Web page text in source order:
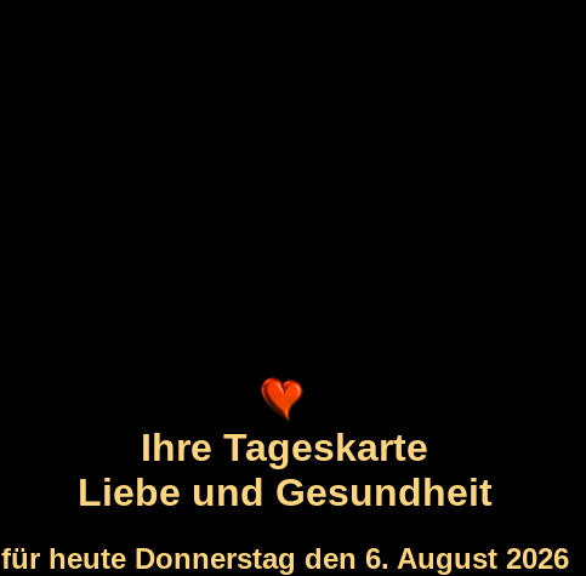
Ihre Tageskarte
Liebe und Gesundheit
für heute Donnerstag den 6. August 2026